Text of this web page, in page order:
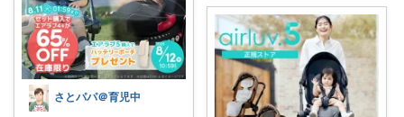
さとパパ＠育児中